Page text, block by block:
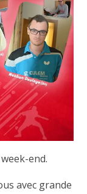
end.
avec grande